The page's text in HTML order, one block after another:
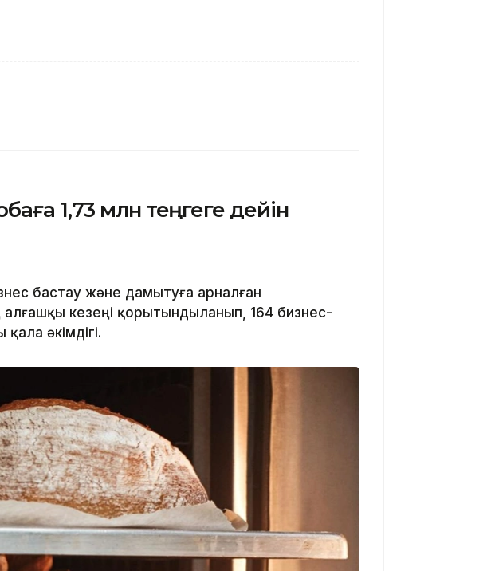
1,73 млн теңгеге дейін
бастау және дамытуға арналған
кезеңі қорытындыланып, 164 бизнес-
әкімдігі.